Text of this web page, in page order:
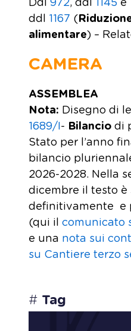
Ddl 972, ddl 1145 e
ddl 1167 (
alimentare) –
CAMERA
ASSEMBLEA
Nota: Disegno di
1689/I- Bilancio di
Stato per l’anno
bilancio
2026-2028. Nella
dicembre il testo
definitivamente e
(qui il comunicato
e una nota sui
su Cantiere terzo
# Tag